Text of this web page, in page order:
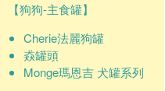
【狗狗-主食罐】
Cherie法麗狗罐
猋罐頭
Monge瑪恩吉 犬罐系列